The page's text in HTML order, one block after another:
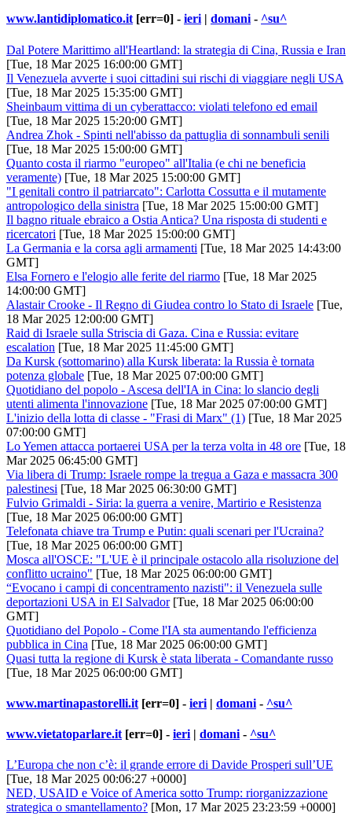
www.lantidiplomatico.it [err=0] - ieri | domani - ^su^
Dal Potere Marittimo all'Heartland: la strategia di Cina, Russia e Iran
[Tue, 18 Mar 2025 16:00:00 GMT]
Il Venezuela avverte i suoi cittadini sui rischi di viaggiare negli USA
[Tue, 18 Mar 2025 15:35:00 GMT]
Sheinbaum vittima di un cyberattacco: violati telefono ed email
[Tue, 18 Mar 2025 15:20:00 GMT]
Andrea Zhok - Spinti nell'abisso da pattuglia di sonnambuli senili
[Tue, 18 Mar 2025 15:00:00 GMT]
Quanto costa il riarmo "europeo" all'Italia (e chi ne beneficia
veramente) [Tue, 18 Mar 2025 15:00:00 GMT]
"I genitali contro il patriarcato": Carlotta Cossutta e il mutamente
antropologico della sinistra [Tue, 18 Mar 2025 15:00:00 GMT]
Il bagno rituale ebraico a Ostia Antica? Una risposta di studenti e
ricercatori [Tue, 18 Mar 2025 15:00:00 GMT]
La Germania e la corsa agli armamenti [Tue, 18 Mar 2025 14:43:00
GMT]
Elsa Fornero e l'elogio alle ferite del riarmo [Tue, 18 Mar 2025
14:00:00 GMT]
Alastair Crooke - Il Regno di Giudea contro lo Stato di Israele [Tue,
18 Mar 2025 12:00:00 GMT]
Raid di Israele sulla Striscia di Gaza. Cina e Russia: evitare
escalation [Tue, 18 Mar 2025 11:45:00 GMT]
Da Kursk (sottomarino) alla Kursk liberata: la Russia è tornata
potenza globale [Tue, 18 Mar 2025 07:00:00 GMT]
Quotidiano del popolo - Ascesa dell'IA in Cina: lo slancio degli
utenti alimenta l'innovazione [Tue, 18 Mar 2025 07:00:00 GMT]
L'inizio della lotta di classe - "Frasi di Marx" (1) [Tue, 18 Mar 2025
07:00:00 GMT]
Lo Yemen attacca portaerei USA per la terza volta in 48 ore [Tue, 18
Mar 2025 06:45:00 GMT]
Via libera di Trump: Israele rompe la tregua a Gaza e massacra 300
palestinesi [Tue, 18 Mar 2025 06:30:00 GMT]
Fulvio Grimaldi - Siria: la guerra a venire, Martirio e Resistenza
[Tue, 18 Mar 2025 06:00:00 GMT]
Telefonata chiave tra Trump e Putin: quali scenari per l'Ucraina?
[Tue, 18 Mar 2025 06:00:00 GMT]
Mosca all'OSCE: "L'UE è il principale ostacolo alla risoluzione del
conflitto ucraino" [Tue, 18 Mar 2025 06:00:00 GMT]
“Evocano i campi di concentramento nazisti": il Venezuela sulle
deportazioni USA in El Salvador[Tue, 18 Mar 2025 06:00:00
GMT]
Quotidiano del Popolo - Come l'IA sta aumentando l'efficienza
pubblica in Cina [Tue, 18 Mar 2025 06:00:00 GMT]
Quasi tutta la regione di Kursk è stata liberata - Comandante russo
[Tue, 18 Mar 2025 06:00:00 GMT]
www.martinapastorelli.it [err=0] - ieri | domani - ^su^
www.vietatoparlare.it [err=0] - ieri | domani - ^su^
L’Europa che non c’è: il grande errore di Davide Prosperi sull’UE
[Tue, 18 Mar 2025 00:06:27 +0000]
NED, USAID e Voice of America sotto Trump: riorganizzazione
strategica o smantellamento? [Mon, 17 Mar 2025 23:23:59 +0000]